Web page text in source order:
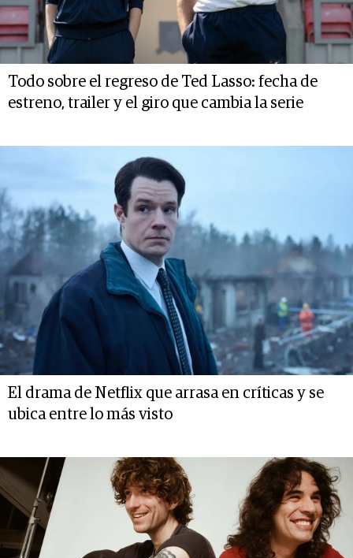
Todo sobre el regreso de Ted Lasso: fecha de
estreno, trailer y el giro que cambia la serie
El drama de Netflix que arrasa en críticas y se
ubica entre lo más visto